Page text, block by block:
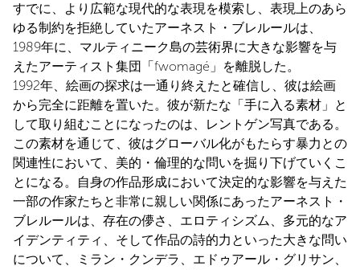
すでに、より広範な現代的な表現を模索し、表現上のあら
ゆる制約を拒絶していたアーネスト・ブレルールは、
1989年に、マルティニーク島の芸術界に大きな影響を与
えたアーティスト集団「fwomagé」を離脱した。
1992年、絵画の探求は一通り終えたと確信し、彼は絵画
から完全に距離を置いた。彼が新たな「手に入る素材」と
して取り組むことになったのは、レントゲン写真である。
この素材を通じて、彼はグローバル化がもたらす暴力との
関連性において、美的・倫理的な問いを掘り下げていくこ
とになる。自身の作品形成において決定的な影響を与えた
一部の作家たちと非常に親しい関係にあったアーネスト・
ブレルールは、存在の儚さ、エロティシズム、多元的なア
イデンティティ、そして作品の詩的力といった大きな問い
について、ミラン・クンデラ、エドゥアール・グリサン、